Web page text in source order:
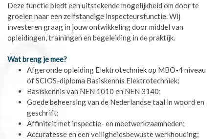
Deze functie biedt een uitstekende mogelijkheid om door te
groeien naar een zelfstandige inspecteursfunctie. Wij
investeren graag in jouw ontwikkeling door middel van
opleidingen, trainingen en begeleiding in de praktijk.
Wat breng je mee?
Afgeronde opleiding Elektrotechniek op MBO-4 niveau
óf SCIOS-diploma Basiskennis Elektrotechniek;
Basiskennis van NEN 1010 en NEN 3140;
Goede beheersing van de Nederlandse taal in woord en
geschrift;
Affiniteit met inspectie- en meetwerkzaamheden;
Accuratesse en een veiligheidsbewuste werkhouding;